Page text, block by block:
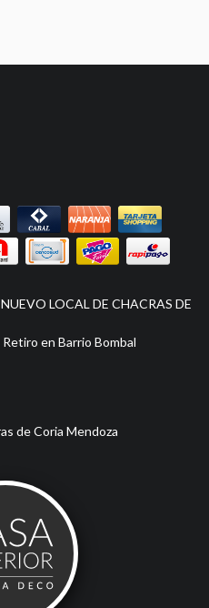
LOCAL DE CHACRAS DE
en Barrio Bombal
de Coria Mendoza